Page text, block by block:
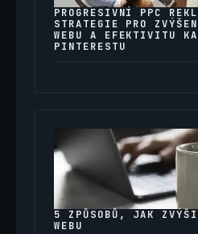
PROGRESIVNÍ PPC
STRATEGIE PRO
WEBU A EFEKTIVITU
PINTERESTU
5 ZPŮSOBŮ, JAK
WEBU